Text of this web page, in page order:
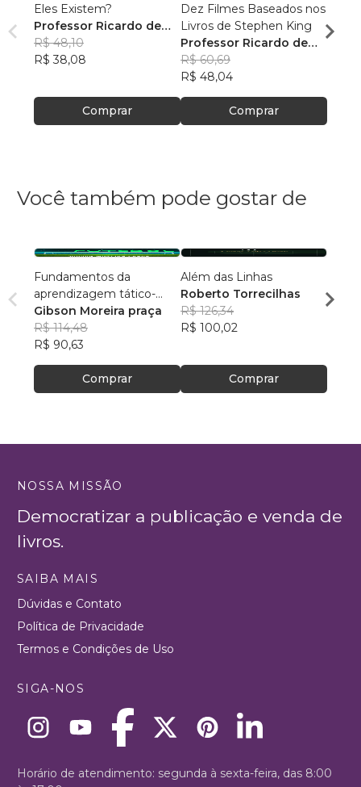
Eles Existem?
Professor Ricardo de
Souza
R$ 48,10
R$ 38,08
Comprar
Dez Filmes Baseados nos
Livros de Stephen King
Professor Ricardo de
Souza
R$ 60,69
R$ 48,04
Comprar
R$
Você também pode gostar de
Fundamentos da
aprendizagem tático-
técnica individual no
futebol
Gibson Moreira praça
R$ 114,48
R$ 90,63
Comprar
Além das Linhas
Roberto Torrecilhas
R$ 126,34
R$ 100,02
Comprar
R$
NOSSA MISSÃO
Democratizar a publicação e venda de
livros.
SAIBA MAIS
Dúvidas e Contato
Política de Privacidade
Termos e Condições de Uso
SIGA-NOS
Horário de atendimento: segunda à sexta-feira, das 8:00